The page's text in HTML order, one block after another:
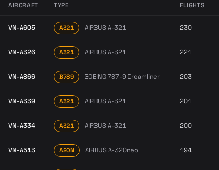
AIRCRAFT TYPE FLIGHTS
VN-A605 A321 AIRBUS A-321 230
VN-A326 A321 AIRBUS A-321 221
VN-A866 B789 BOEING 787-9 Dreamliner 203
VN-A339 A321 AIRBUS A-321 201
VN-A334 A321 AIRBUS A-321 200
VN-A513 A20N AIRBUS A-320neo 194